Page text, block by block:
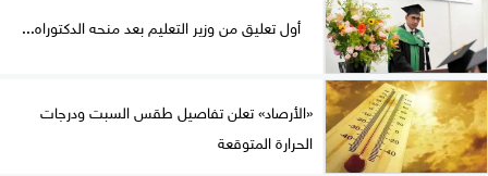
أول تعليق من وزير التعليم بعد منحه الدكتوراه...
«الأرصاد» تعلن تفاصيل طقس السبت ودرجات
الحرارة المتوقعة